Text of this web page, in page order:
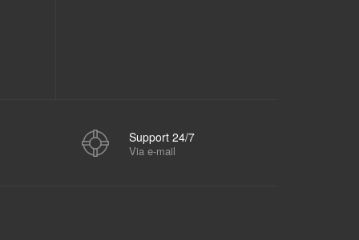
Support 24/7
Via e-mail